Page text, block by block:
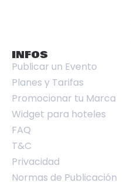
INFOS
Publicar un Evento
Planes y Tarifas
Promocionar tu Marca
Widget para hoteles
FAQ
T&C
Privacidad
Normas de Publicación